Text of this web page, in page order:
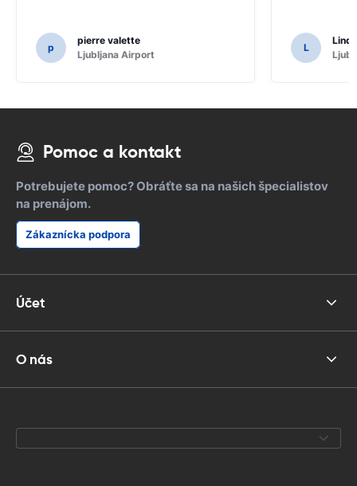
p
pierre valette
Ljubljana Airport
L
Pomoc a kontakt
Potrebujete pomoc? Obráťte sa na našich špecialistov
na prenájom.
Zákaznícka podpora
Účet
O nás